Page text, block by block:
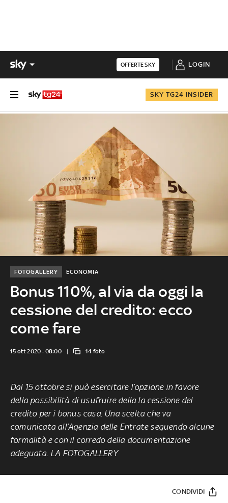
OFFERTE SKY LOGIN
SKY TG24 INSIDER
Bonus 110%, al via da oggi la
cessione del credito: ecco
come fare
ECONOMIA
FOTOGALLERY
15 ott 2020 - 08:00 14 foto
Dal 15 ottobre si può esercitare l’opzione in favore
della possibilità di usufruire della la cessione del
credito per i bonus casa. Una scelta che va
comunicata all’Agenzia delle Entrate seguendo alcune
formalità e con il corredo della documentazione
adeguata. LA FOTOGALLERY
CONDIVIDI